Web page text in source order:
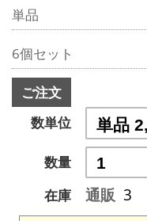
単品
6個セット
ご注文
数単位
数量
在庫
通販 3